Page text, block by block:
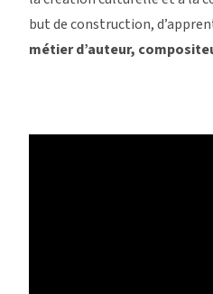
but de construction,
métier d’auteur,